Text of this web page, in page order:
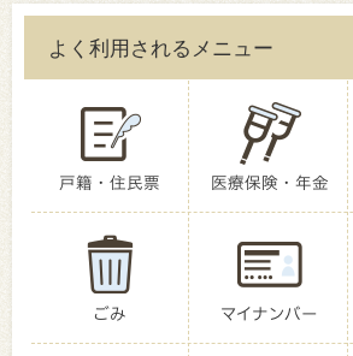
よく利用されるメニュー
戸籍・住民票 医療保険・年金
ごみ マイナンバー